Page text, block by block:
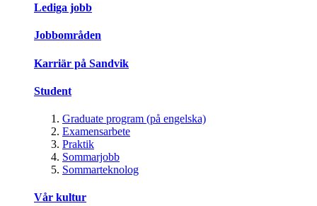
Lediga jobb
Jobbområden
Karriär på Sandvik
Student
Graduate program (på engelska)
Examensarbete
Praktik
Sommarjobb
Sommarteknolog
Vår kultur